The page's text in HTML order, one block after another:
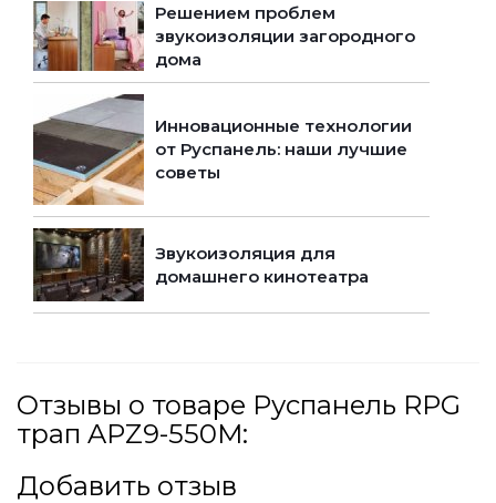
Решением проблем
звукоизоляции загородного
дома
Инновационные технологии
от Руспанель: наши лучшие
советы
Звукоизоляция для
домашнего кинотеатра
Отзывы о товаре Руспанель RPG
трап APZ9-550M:
Добавить отзыв